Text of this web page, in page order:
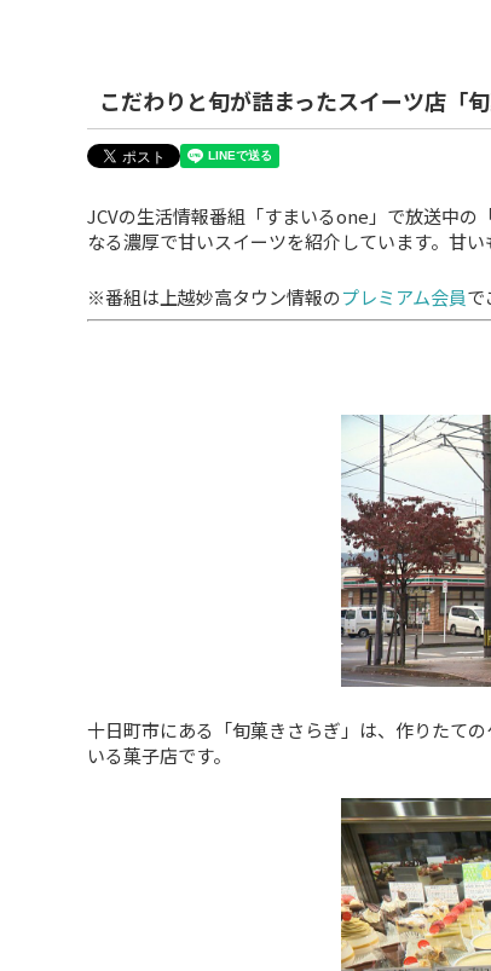
こだわりと旬が詰まったスイーツ店「旬
JCVの生活情報番組「すまいるone」で放送中
なる濃厚で甘いスイーツを紹介しています。甘
※番組は上越妙高タウン情報のプレミアム会員で
十日町市にある「旬菓きさらぎ」は、作りたて
いる菓子店です。